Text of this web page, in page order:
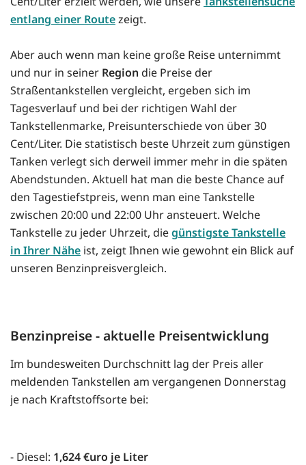
entlang einer Routezeigt.
Aber auch wenn man keine große Reise unternimmt
und nur in seiner Region die Preise der
Straßentankstellen vergleicht, ergeben sich im
Tagesverlauf und bei der richtigen Wahl der
Tankstellenmarke, Preisunterschiede von über 30
Cent/Liter. Die statistisch beste Uhrzeit zum günstigen
Tanken verlegt sich derweil immer mehr in die späten
Abendstunden. Aktuell hat man die beste Chance auf
den Tagestiefstpreis, wenn man eine Tankstelle
zwischen 20:00 und 22:00 Uhr ansteuert. Welche
Tankstelle zu jeder Uhrzeit, diegünstigste Tankstelle
in Ihrer Nähe ist, zeigt Ihnen wie gewohnt ein Blick auf
unseren Benzinpreisvergleich.
Benzinpreise - aktuelle Preisentwicklung
Im bundesweiten Durchschnitt lag der Preis aller
meldenden Tankstellen am vergangenen Donnerstag
je nach Kraftstoffsorte bei:
- Diesel: 1,624 €uro je Liter